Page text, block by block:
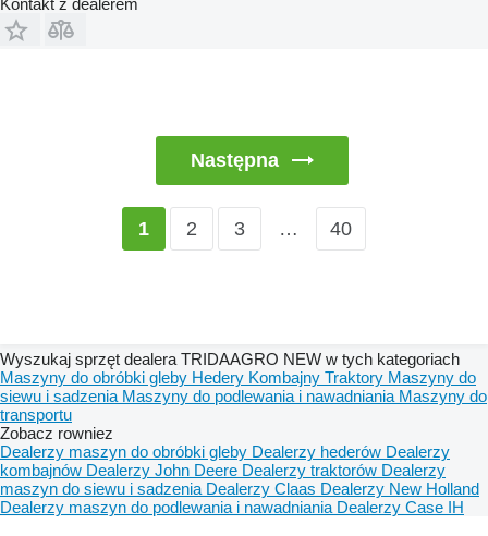
Kontakt z dealerem
Następna
1 2 3 … 40
Wyszukaj sprzęt dealera TRIDAAGRO NEW w tych kategoriach
Maszyny do obróbki gleby Hedery Kombajny Traktory Maszyny do
siewu i sadzenia Maszyny do podlewania i nawadniania Maszyny do
transportu
Zobacz rowniez
Dealerzy maszyn do obróbki gleby Dealerzy hederów Dealerzy
kombajnów Dealerzy John Deere Dealerzy traktorów Dealerzy
maszyn do siewu i sadzenia Dealerzy Claas Dealerzy New Holland
Dealerzy maszyn do podlewania i nawadniania Dealerzy Case IH